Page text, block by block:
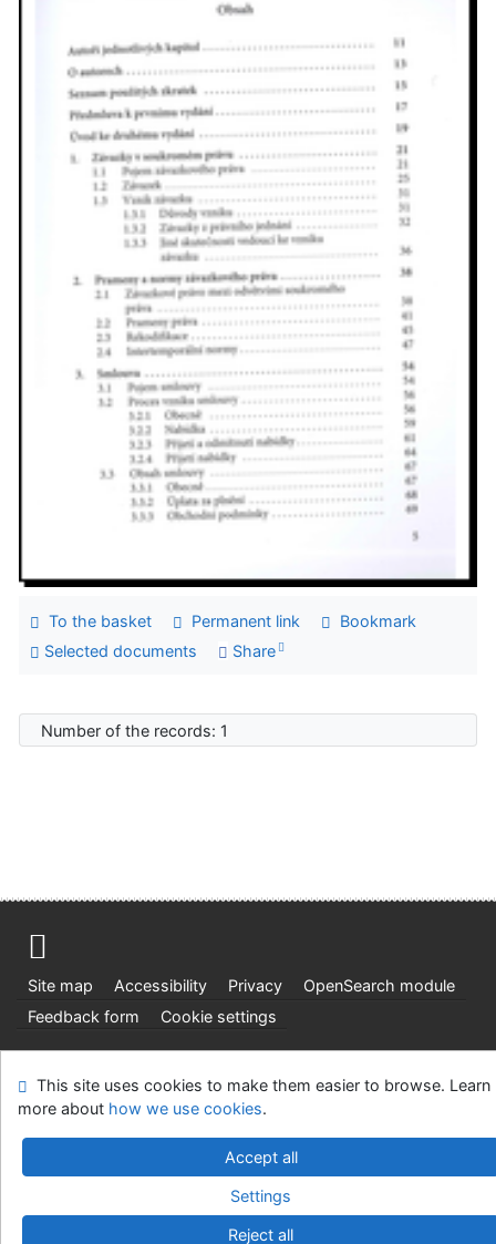
To the basket Permanent link
Bookmark
Selected documents
Share
Number of the records: 1
Site map Accessibility Privacy
OpenSearch module
Feedback form
Cookie settings
660 83 Brno
This site uses cookies to make them easier to browse. Learn
more about how we use cookies.
Accept all
Settings
Reject all